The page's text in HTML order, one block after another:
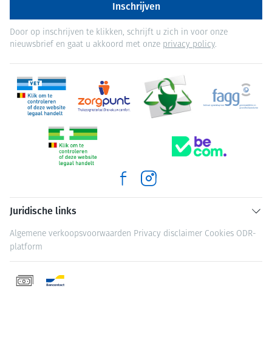
Inschrijven
Door op inschrijven te klikken, schrijft u zich in voor onze
nieuwsbrief en gaat u akkoord met onze privacy policy.
Juridische links
Algemene verkoopsvoorwaarden Privacy disclaimer Cookies ODR-
platform